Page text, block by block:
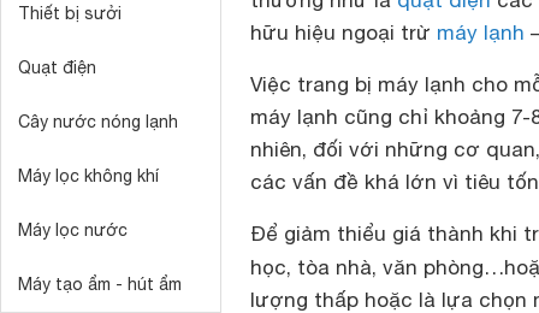
Thiết bị sưởi
Quạt điện
Cây nước nóng lạnh
Máy lọc không khí
Máy lọc nước
Máy tạo ẩm - hút ẩm
hữu hiệu ngoại trừ máy lạnh
Việc trang bị máy lạnh cho
máy lạnh cũng chỉ khoảng
nhiên, đối với những cơ
các vấn đề khá lớn vì tiêu
Để giảm thiểu giá thành khi
học, tòa nhà, văn
lượng thấp hoặc là lựa